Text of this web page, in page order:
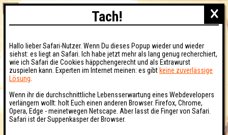
×
Tach!
Hallo lieber Safari-Nutzer. Wenn Du dieses Popup wieder und wieder
siehst: es liegt an Safari. Ich habe jetzt mehr als lang genug recherchiert,
wie ich Safari die Cookies häppchengerecht und als Extrawurst
zuspielen kann. Experten im Internet meinen: es gibt keine zuverlässige
Lösung
Wenn ihr die durchschnittliche Lebensserwartung eines Webdevelopers
verlängern wollt: holt Euch einen anderen Browser. Firefox, Chrome,
Opera, Edge - meinetwegen Netscape. Aber lasst die Finger von Safari.
Safari ist der Suppenkasper der Browser.